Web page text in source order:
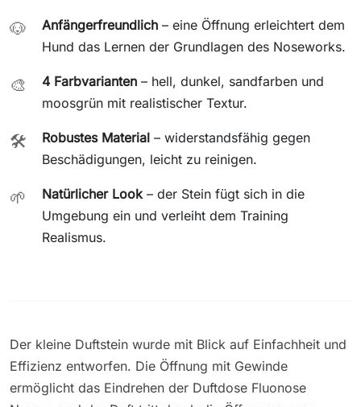
🐶 Anfängerfreundlich – eine Öffnung erleichtert dem
Hund das Lernen der Grundlagen des Noseworks.
🎨 4 Farbvarianten – hell, dunkel, sandfarben und
moosgrün mit realistischer Textur.
🛠️ Robustes Material – widerstandsfähig gegen
Beschädigungen, leicht zu reinigen.
🌱 Natürlicher Look– der Stein fügt sich in die
Umgebung ein und verleiht dem Training
Realismus.
Der kleine Duftstein wurde mit Blick auf Einfachheit und
Effizienz entworfen. Die Öffnung mit Gewinde
ermöglicht das Eindrehen der Duftdose Fluonose